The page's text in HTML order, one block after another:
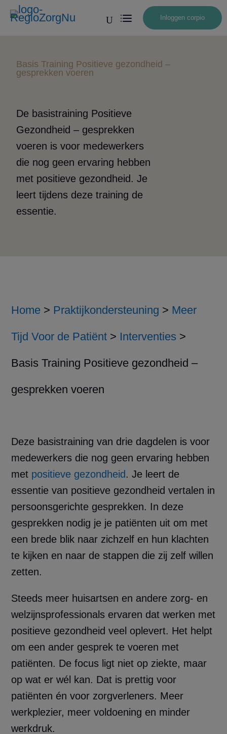
U Inloggen corpio
Basis Training Positieve gezondheid –
gesprekken voeren
De basistraining Positieve
Gezondheid – gesprekken
voeren is voor medewerkers
die nog geen ervaring hebben
met positieve gezondheid. Je
leert tijdens deze training de
essentie.
Home > Praktijkondersteuning > Meer
Tijd Voor de Patiënt > Interventies >
Basis Training Positieve gezondheid –
gesprekken voeren
Deze basistraining van drie dagdelen is voor
medewerkers die nog geen ervaring hebben
met positieve gezondheid . Je leert de
essentie van positieve gezondheid vertalen in
persoonsgerichte gesprekken. In deze
gesprekken nodig je je patiënten uit om met
een brede blik naar zichzelf en hun klachten
te kijken en naar de stappen die zij zelf willen
zetten.
Steeds meer huisartsen en andere zorg- en
welzijnsprofessionals ervaren dat werken met
positieve gezondheid veel oplevert. Het helpt
om een ander gesprek te voeren met
patiënten. De focus ligt niet op ziekte, maar
op wat er wél kan. Dat is prettig voor
patiënten én voor zorgverleners. Meer
werkplezier, meer voldoening en minder
werkdruk.